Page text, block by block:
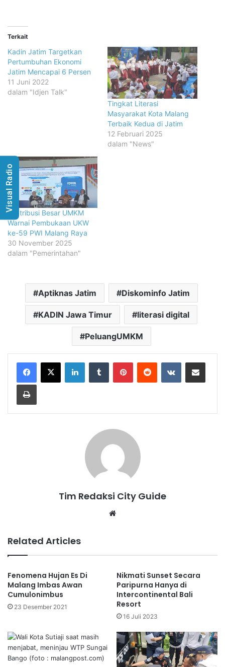
Terkait
Kadin Jatim Targetkan
Pertumbuhan Ekonomi
Jatim Mencapai 6 Persen
11 Juni 2022
dalam "Idjen Talk"
Tingkat Literasi
Masyarakat Kota Malang
Terbaik Kedua di Jatim
12 Februari 2025
dalam "News"
Kontribusi Besar UMKM
Warnai Pembukaan UKW
ke-59 PWI Malang Raya
30 November 2025
dalam "Pemerintahan"
Aptiknas Jatim Diskominfo Jatim
KADIN Jawa Timur literasi digital
PeluangUMKM
LinkedInTumblr PinterestReddit VKontakteShare via Email
Print
Tim Redaksi City Guide
Related Articles
Fenomena Hujan Es Di
Malang Imbas Awan
Cumulonimbus
23 Desember 2021
Nikmati Sunset Secara
Paripurna Hanya di
Intercontinental Bali
Resort
16 Juli 2023
Visual Radio